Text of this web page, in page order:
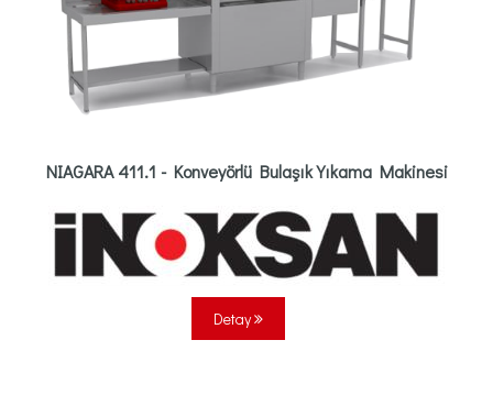
NIAGARA 411.1 - Konveyörlü Bulaşık Yıkama Makinesi
Detay